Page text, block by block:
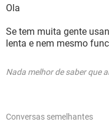
Ola
Se tem muita gente
lenta e nem mesmo
Nada melhor de saber que
Conversas semelhantes